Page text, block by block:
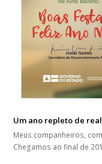
Um ano repleto de
Meus companheiros,
Chegamos ao final de